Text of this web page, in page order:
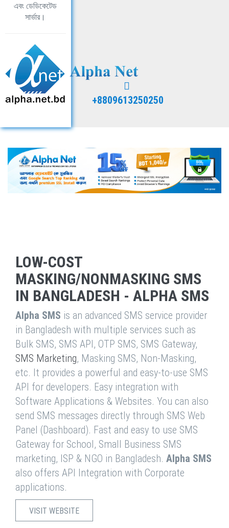
এবং ডেডিকেটেড
সার্ভার।
+8809613250250
LOW-COST
MASKING/NONMASKING SMS
IN BANGLADESH - ALPHA SMS
Alpha SMS is an advanced SMS service provider
in Bangladesh with multiple services such as
Bulk SMS, SMS API, OTP SMS, SMS Gateway,
SMS Marketing, Masking SMS, Non-Masking,
etc. It provides a powerful and easy-to-use SMS
API for developers. Easy integration with
Software Applications & Websites. You can also
send SMS messages directly through SMS Web
Panel (Dashboard). Fast and easy to use SMS
Gateway for School, Small Business SMS
marketing, ISP & NGO in Bangladesh. Alpha SMS
also offers API Integration with Corporate
applications.
VISIT WEBSITE